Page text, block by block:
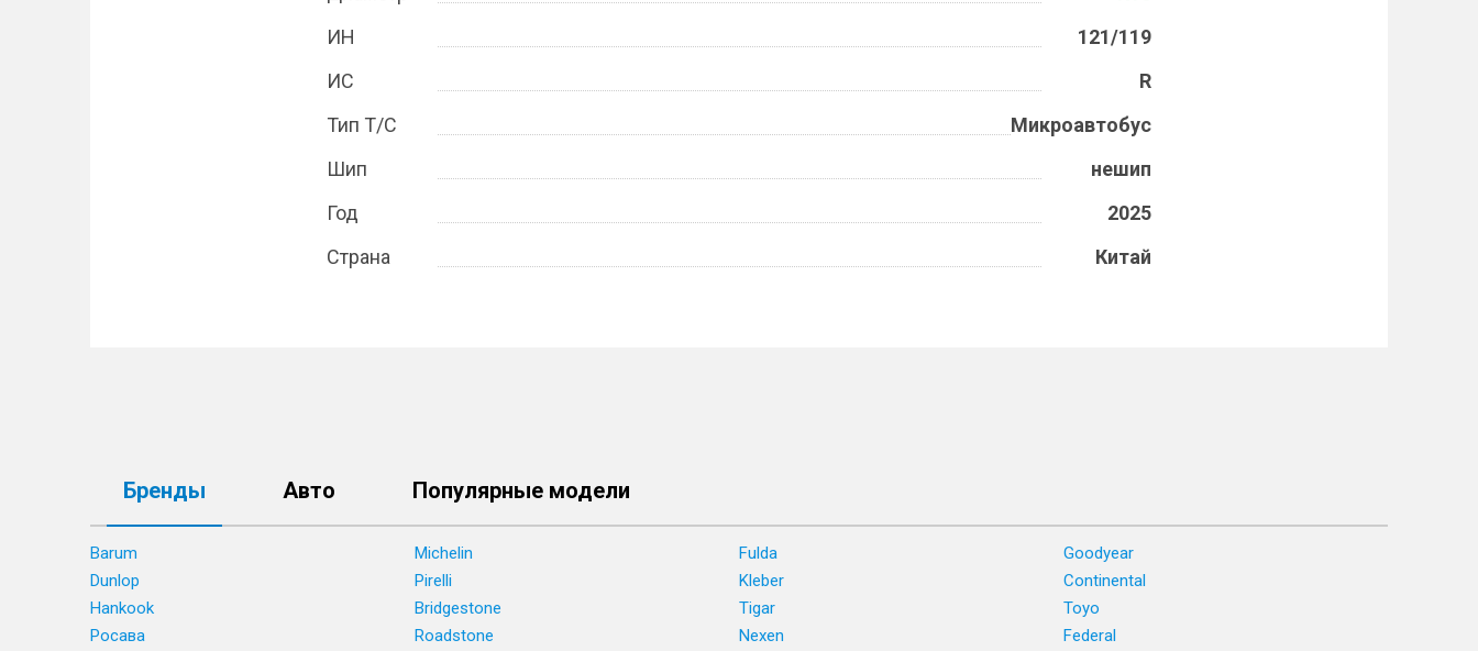
ИН
121/119
ИС
R
Тип Т/С
Микроавтобус
Шип
нешип
Год
2025
Страна
Китай
Бренды Авто Популярные модели
Barum Michelin Fulda
Goodyear
Dunlop
Pirelli Kleber
Continental
Hankook
Bridgestone Tigar
Toyo
Росава
Roadstone Nexen
Federal